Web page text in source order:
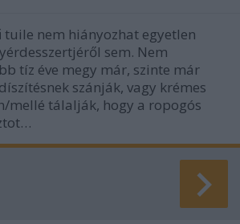
nem hiányozhat egyetlen
sem. Nem
tíz éve megy már, szinte már
szánják, vagy krémes
mellé tálalják, hogy a ropogós